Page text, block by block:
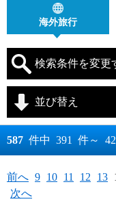
海外旅行
検索条件を変更
月
並び替え
おすすめ順
料金が高い順
587 件中 391 件～
前へ 9 10 11 12 13
次へ